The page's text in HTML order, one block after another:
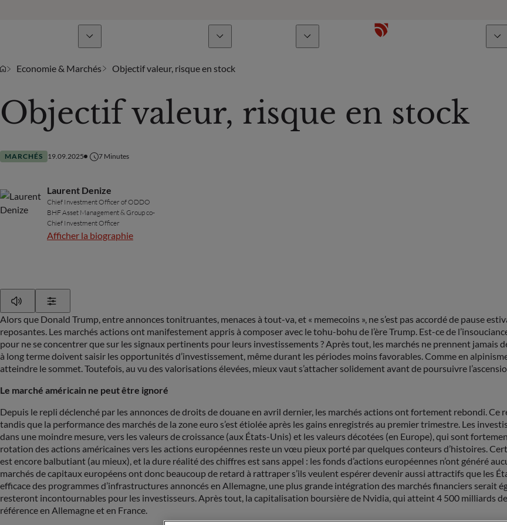
Economie & Marchés Objectif valeur, risque en stock
Objectif valeur, risque en stock
MARCHÉS 19.09.2025 7 Minutes
Laurent Denize
Chief Investment Officer of ODDO
BHF Asset Management & Group co-
Chief Investment Officer
Afficher la biographie
Alors que Donald Trump, entre annonces tonitruantes, menaces à tout-va, et « memecoins », ne s’est pas accordé de pause
reposantes. Les marchés actions ont manifestement appris à composer avec le tohu-bohu de l’ère Trump. Est-ce de
pour ne se concentrer que sur les signaux pertinents pour leurs investissements ? Après tout, les marchés ne prennent
à long terme doivent saisir les opportunités d’investissement, même durant les périodes moins favorables. Comme en
atteindre le sommet. Toutefois, au vu des valorisations élevées, mieux vaut s’attacher solidement avant de poursuivre
Le marché américain ne peut être ignoré
Depuis le repli déclenché par les annonces de droits de douane en avril dernier, les marchés actions ont fortement rebondi.
tandis que la performance des marchés de la zone euro s’est étiolée après les gains enregistrés au premier trimestre. Les
dans une moindre mesure, vers les valeurs de croissance (aux États-Unis) et les valeurs décotées (en Europe), qui sont
rotation des actions américaines vers les actions européennes reste un vœu pieux porté par quelques conteurs d’histoires.
est encore balbutiant (au mieux), et la dure réalité des chiffres est sans appel : les fonds d’actions européennes n’ont généré
marchés de capitaux européens ont donc beaucoup de retard à rattraper s’ils veulent espérer devenir aussi attractifs que les
efficace des programmes d’infrastructures annoncés en Allemagne, une plus grande intégration des marchés financiers serait
resteront incontournables pour les investisseurs. Après tout, la capitalisation boursière de Nvidia, qui atteint 4 500 milliards
référence en Allemagne et en France.